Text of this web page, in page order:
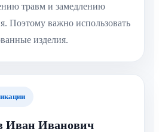
травм и замедлению
Поэтому важно использовать
изделия.
Иван Иванович